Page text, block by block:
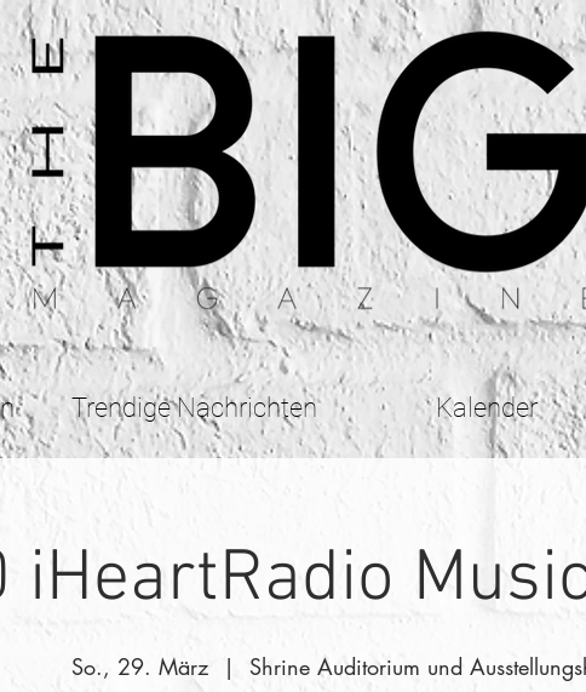
Trendige Nachrichten Kalender
iHeartRadio
So., 29. März
  |
Shrine Auditorium und